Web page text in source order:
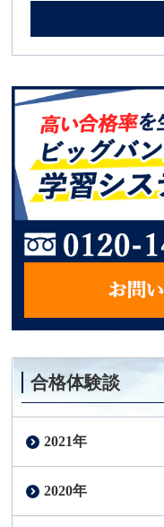
合格体験談
2021年
2020年